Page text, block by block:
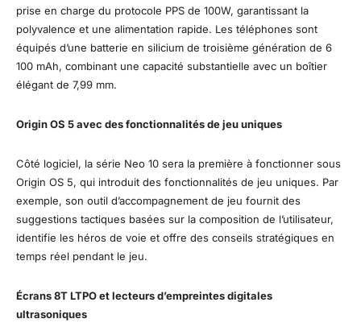
prise en charge du protocole PPS de 100W, garantissant la
polyvalence et une alimentation rapide. Les téléphones sont
équipés d’une batterie en silicium de troisième génération de 6
100 mAh, combinant une capacité substantielle avec un boîtier
élégant de 7,99 mm.
Origin OS 5 avec des fonctionnalités de jeu uniques
Côté logiciel, la série Neo 10 sera la première à fonctionner sous
Origin OS 5, qui introduit des fonctionnalités de jeu uniques. Par
exemple, son outil d’accompagnement de jeu fournit des
suggestions tactiques basées sur la composition de l’utilisateur,
identifie les héros de voie et offre des conseils stratégiques en
temps réel pendant le jeu.
Écrans 8T LTPO et lecteurs d’empreintes digitales
ultrasoniques